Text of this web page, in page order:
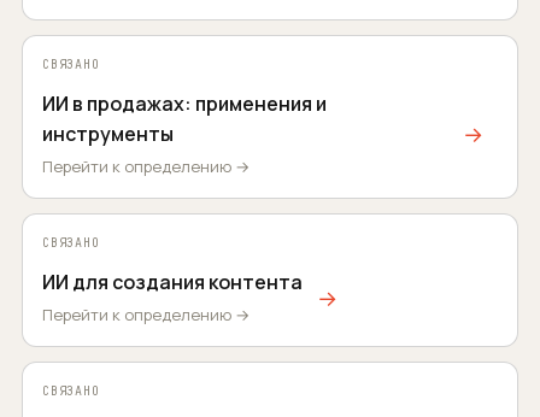
СВЯЗАНО
ИИ в продажах: применения и
инструменты
Перейти к определению →
→
СВЯЗАНО
ИИ для создания контента
Перейти к определению →
→
СВЯЗАНО